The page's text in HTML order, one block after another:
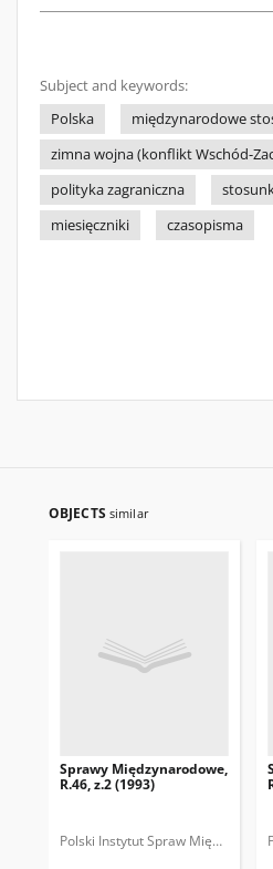
Subject and keywords:
Polska
międzynarodowe
zimna wojna (konflikt Wschód-
polityka zagraniczna
miesięczniki
czasopisma
OBJECTS similar
Sprawy Międzynarodowe,
R.46, z.2 (1993)
Polski Instytut Spraw